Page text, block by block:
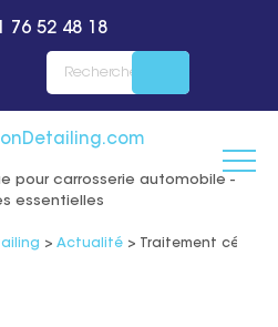
76 52 48 18
> Actualité> Traitement